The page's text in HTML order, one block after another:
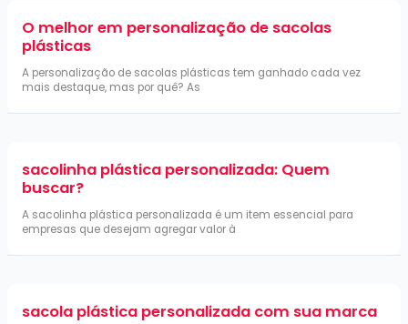
O melhor em personalização de sacolas
plásticas
A personalização de sacolas plásticas tem ganhado cada vez
mais destaque, mas por quê? As
sacolinha plástica personalizada: Quem
buscar?
A sacolinha plástica personalizada é um item essencial para
empresas que desejam agregar valor à
sacola plástica personalizada com sua marca